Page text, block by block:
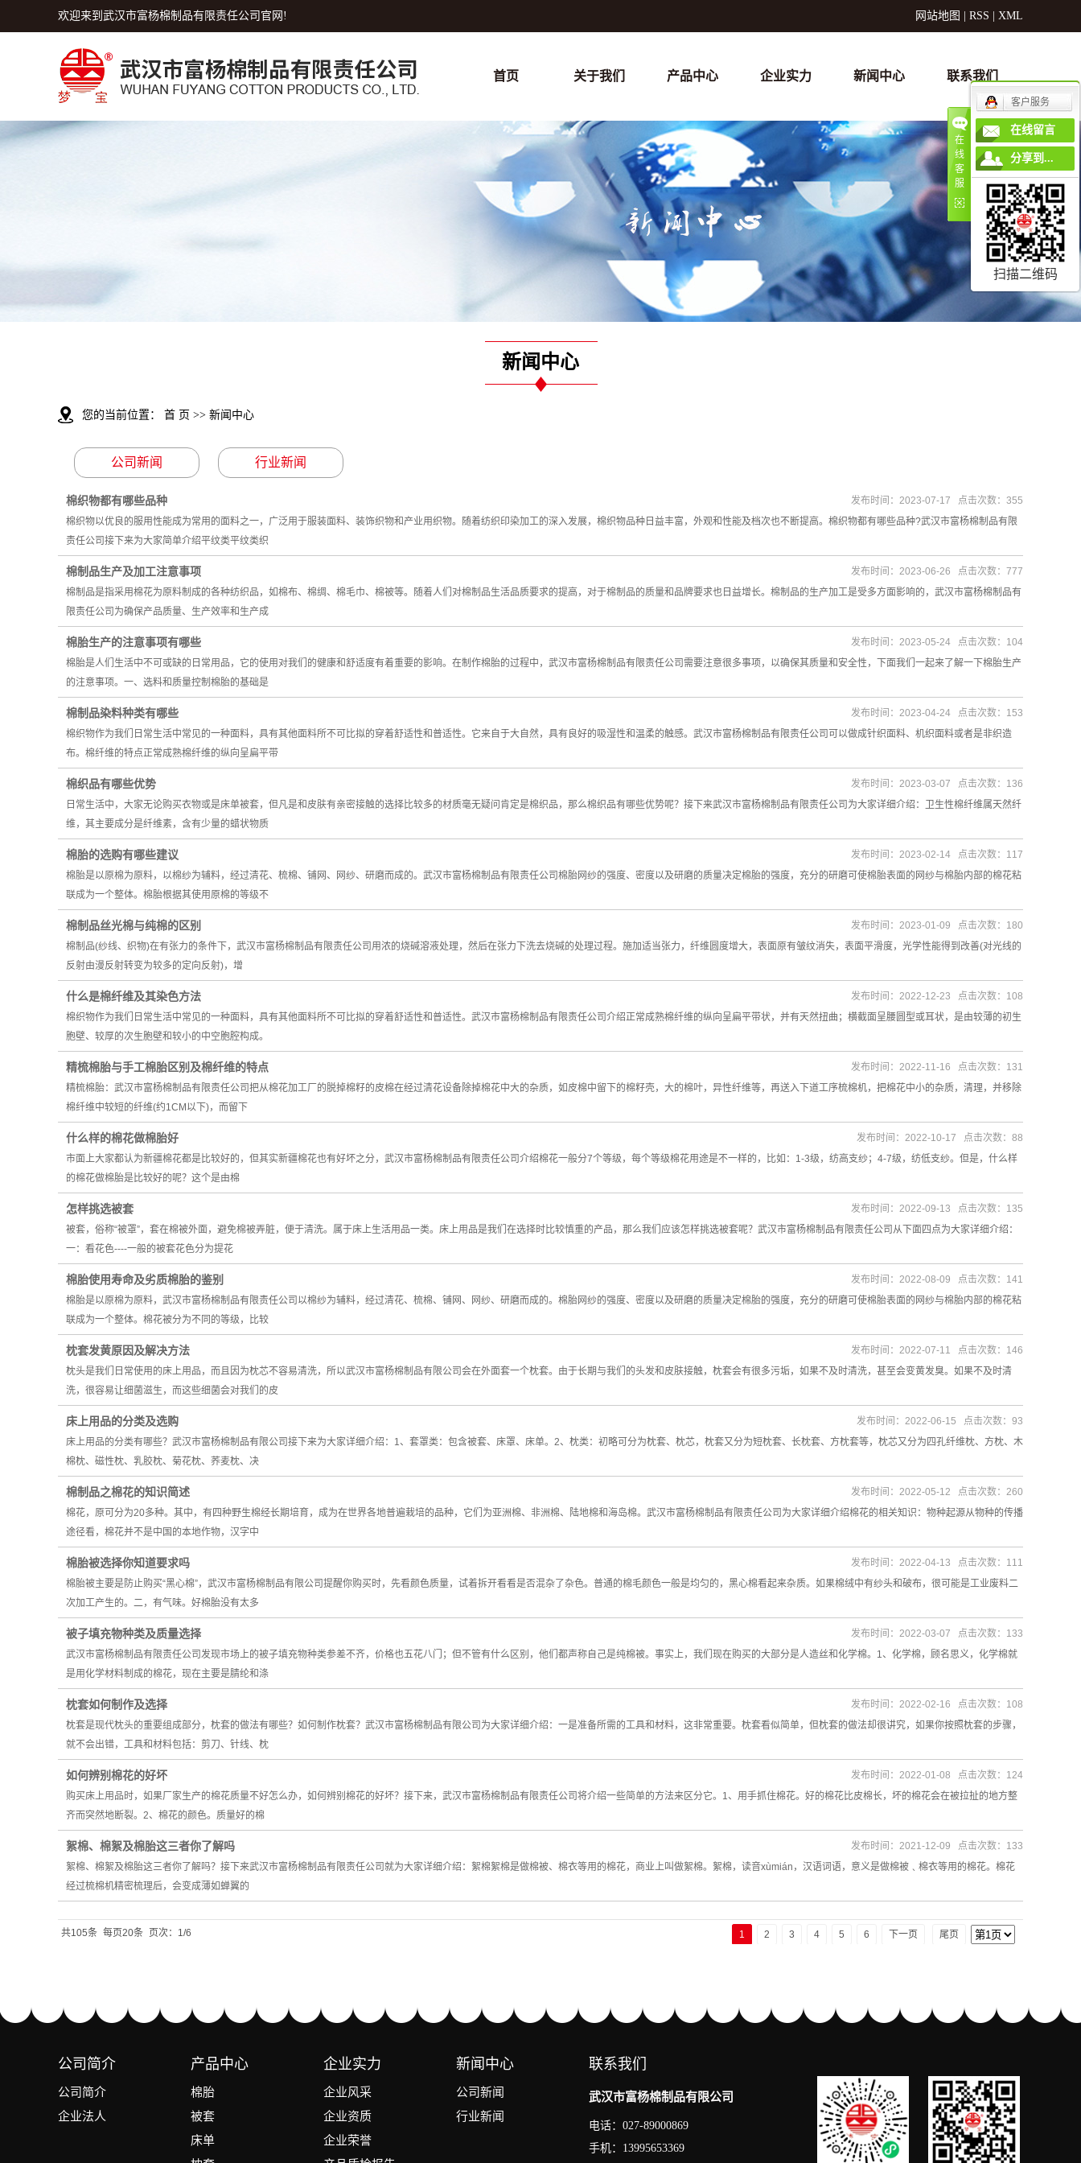
欢迎来到武汉市富杨棉制品有限责任公司官网! 网站地图 RSS XML
首页 关于我们 产品中心 企业实力 新闻中心 联系我们
新闻中心
您的当前位置： 首 页 >> 新闻中心
公司新闻 行业新闻
棉织物都有哪些品种
棉织物以优良的服用性能成为常用的面料之一，广泛用于服装面料、装饰织物和产业用织物。随着纺织印染加工的深入发展，棉织物品种日益丰富，外观和性能及档次也不断提高。棉织物都有哪些品种?武汉市富杨棉制品有限
责任公司接下来为大家简单介绍平纹类平纹类织
发布时间：2023-07-17 点击次数：355
棉制品生产及加工注意事项
棉制品是指采用棉花为原料制成的各种纺织品，如棉布、棉绸、棉毛巾、棉被等。随着人们对棉制品生活品质要求的提高，对于棉制品的质量和品牌要求也日益增长。棉制品的生产加工是受多方面影响的，武汉市富杨棉制品有
限责任公司为确保产品质量、生产效率和生产成
发布时间：2023-06-26 点击次数：777
棉胎生产的注意事项有哪些
棉胎是人们生活中不可或缺的日常用品，它的使用对我们的健康和舒适度有着重要的影响。在制作棉胎的过程中，武汉市富杨棉制品有限责任公司需要注意很多事项，以确保其质量和安全性，下面我们一起来了解一下棉胎生产
的注意事项。一、选料和质量控制棉胎的基础是
发布时间：2023-05-24 点击次数：104
棉制品染料种类有哪些
棉织物作为我们日常生活中常见的一种面料，具有其他面料所不可比拟的穿着舒适性和普适性。它来自于大自然，具有良好的吸湿性和温柔的触感。武汉市富杨棉制品有限责任公司可以做成针织面料、机织面料或者是非织造
布。棉纤维的特点正常成熟棉纤维的纵向呈扁平带
发布时间：2023-04-24 点击次数：153
棉织品有哪些优势
日常生活中，大家无论购买衣物或是床单被套，但凡是和皮肤有亲密接触的选择比较多的材质毫无疑问肯定是棉织品，那么棉织品有哪些优势呢？接下来武汉市富杨棉制品有限责任公司为大家详细介绍：卫生性棉纤维属天然纤
维，其主要成分是纤维素，含有少量的蜡状物质
发布时间：2023-03-07 点击次数：136
棉胎的选购有哪些建议
棉胎是以原棉为原料，以棉纱为辅料，经过清花、梳棉、铺网、网纱、研磨而成的。武汉市富杨棉制品有限责任公司棉胎网纱的强度、密度以及研磨的质量决定棉胎的强度，充分的研磨可使棉胎表面的网纱与棉胎内部的棉花粘
联成为一个整体。棉胎根据其使用原棉的等级不
发布时间：2023-02-14 点击次数：117
棉制品丝光棉与纯棉的区别
棉制品(纱线、织物)在有张力的条件下，武汉市富杨棉制品有限责任公司用浓的烧碱溶液处理，然后在张力下洗去烧碱的处理过程。施加适当张力，纤维圆度增大，表面原有皱纹消失，表面平滑度，光学性能得到改善(对光线的
反射由漫反射转变为较多的定向反射)，增
发布时间：2023-01-09 点击次数：180
什么是棉纤维及其染色方法
棉织物作为我们日常生活中常见的一种面料，具有其他面料所不可比拟的穿着舒适性和普适性。武汉市富杨棉制品有限责任公司介绍正常成熟棉纤维的纵向呈扁平带状，并有天然扭曲；横截面呈腰圆型或耳状，是由较薄的初生
胞壁、较厚的次生胞壁和较小的中空胞腔构成。
发布时间：2022-12-23 点击次数：108
精梳棉胎与手工棉胎区别及棉纤维的特点
精梳棉胎：武汉市富杨棉制品有限责任公司把从棉花加工厂的脱掉棉籽的皮棉在经过清花设备除掉棉花中大的杂质，如皮棉中留下的棉籽壳，大的棉叶，异性纤维等，再送入下道工序梳棉机，把棉花中小的杂质，清理，并移除
棉纤维中较短的纤维(约1CM以下)，而留下
发布时间：2022-11-16 点击次数：131
什么样的棉花做棉胎好
市面上大家都认为新疆棉花都是比较好的，但其实新疆棉花也有好坏之分，武汉市富杨棉制品有限责任公司介绍棉花一般分7个等级，每个等级棉花用途是不一样的，比如：1-3级，纺高支纱；4-7级，纺低支纱。但是，什么样
的棉花做棉胎是比较好的呢？这个是由棉
发布时间：2022-10-17 点击次数：88
怎样挑选被套
被套，俗称“被罩”，套在棉被外面，避免棉被弄脏，便于清洗。属于床上生活用品一类。床上用品是我们在选择时比较慎重的产品，那么我们应该怎样挑选被套呢？武汉市富杨棉制品有限责任公司从下面四点为大家详细介绍：
一：看花色----一般的被套花色分为提花
发布时间：2022-09-13 点击次数：135
棉胎使用寿命及劣质棉胎的鉴别
棉胎是以原棉为原料，武汉市富杨棉制品有限责任公司以棉纱为辅料，经过清花、梳棉、铺网、网纱、研磨而成的。棉胎网纱的强度、密度以及研磨的质量决定棉胎的强度，充分的研磨可使棉胎表面的网纱与棉胎内部的棉花粘
联成为一个整体。棉花被分为不同的等级，比较
发布时间：2022-08-09 点击次数：141
枕套发黄原因及解决方法
枕头是我们日常使用的床上用品，而且因为枕芯不容易清洗，所以武汉市富杨棉制品有限公司会在外面套一个枕套。由于长期与我们的头发和皮肤接触，枕套会有很多污垢，如果不及时清洗，甚至会变黄发臭。如果不及时清
洗，很容易让细菌滋生，而这些细菌会对我们的皮
发布时间：2022-07-11 点击次数：146
床上用品的分类及选购
床上用品的分类有哪些？武汉市富杨棉制品有限公司接下来为大家详细介绍：1、套罩类：包含被套、床罩、床单。2、枕类：初略可分为枕套、枕芯，枕套又分为短枕套、长枕套、方枕套等，枕芯又分为四孔纤维枕、方枕、木
棉枕、磁性枕、乳胶枕、菊花枕、荞麦枕、决
发布时间：2022-06-15 点击次数：93
棉制品之棉花的知识简述
棉花，原可分为20多种。其中，有四种野生棉经长期培育，成为在世界各地普遍栽培的品种，它们为亚洲棉、非洲棉、陆地棉和海岛棉。武汉市富杨棉制品有限责任公司为大家详细介绍棉花的相关知识：物种起源从物种的传播
途径看，棉花并不是中国的本地作物，汉字中
发布时间：2022-05-12 点击次数：260
棉胎被选择你知道要求吗
棉胎被主要是防止购买“黑心棉”，武汉市富杨棉制品有限公司提醒你购买时，先看颜色质量，试着拆开看看是否混杂了杂色。普通的棉毛颜色一般是均匀的，黑心棉看起来杂质。如果棉绒中有纱头和破布，很可能是工业废料二
次加工产生的。二，有气味。好棉胎没有太多
发布时间：2022-04-13 点击次数：111
被子填充物种类及质量选择
武汉市富杨棉制品有限责任公司发现市场上的被子填充物种类参差不齐，价格也五花八门；但不管有什么区别，他们都声称自己是纯棉被。事实上，我们现在购买的大部分是人造丝和化学棉。1、化学棉，顾名思义，化学棉就
是用化学材料制成的棉花，现在主要是腈纶和涤
发布时间：2022-03-07 点击次数：133
枕套如何制作及选择
枕套是现代枕头的重要组成部分，枕套的做法有哪些？如何制作枕套？武汉市富杨棉制品有限公司为大家详细介绍：一是准备所需的工具和材料，这非常重要。枕套看似简单，但枕套的做法却很讲究，如果你按照枕套的步骤，
就不会出错，工具和材料包括：剪刀、针线、枕
发布时间：2022-02-16 点击次数：108
如何辨别棉花的好坏
购买床上用品时，如果厂家生产的棉花质量不好怎么办，如何辨别棉花的好坏？接下来，武汉市富杨棉制品有限责任公司将介绍一些简单的方法来区分它。1、用手抓住棉花。好的棉花比皮棉长，坏的棉花会在被拉扯的地方整
齐而突然地断裂。2、棉花的颜色。质量好的棉
发布时间：2022-01-08 点击次数：124
絮棉、棉絮及棉胎这三者你了解吗
絮棉、棉絮及棉胎这三者你了解吗？接下来武汉市富杨棉制品有限责任公司就为大家详细介绍：絮棉絮棉是做棉被、棉衣等用的棉花，商业上叫做絮棉。絮棉，读音xùmián，汉语词语，意义是做棉被﹑棉衣等用的棉花。棉花
经过梳棉机精密梳理后，会变成薄如蝉翼的
发布时间：2021-12-09 点击次数：133
共105条 每页20条 页次：1/6 1 2 3 4 5 6 下一页 尾页
公司简介
公司简介
企业法人
产品中心
棉胎
被套
床单
企业实力
企业风采
企业资质
企业荣誉
新闻中心
公司新闻
行业新闻
联系我们
武汉市富杨棉制品有限公司
电话：027-89000869
手机：13995653369
在
线
客
服
客户服务
在线留言
分享到...
扫描二维码